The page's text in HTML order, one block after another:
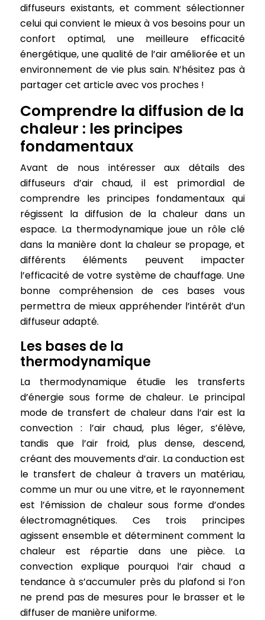
diffuseurs existants, et comment sélectionner
celui qui convient le mieux à vos besoins pour un
confort optimal, une meilleure efficacité
énergétique, une qualité de l’air améliorée et un
environnement de vie plus sain. N’hésitez pas à
partager cet article avec vos proches !
Comprendre la diffusion de la
chaleur : les principes
fondamentaux
Avant de nous intéresser aux détails des
diffuseurs d’air chaud, il est primordial de
comprendre les principes fondamentaux qui
régissent la diffusion de la chaleur dans un
espace. La thermodynamique joue un rôle clé
dans la manière dont la chaleur se propage, et
différents éléments peuvent impacter
l’efficacité de votre système de chauffage. Une
bonne compréhension de ces bases vous
permettra de mieux appréhender l’intérêt d’un
diffuseur adapté.
Les bases de la
thermodynamique
La thermodynamique étudie les transferts
d’énergie sous forme de chaleur. Le principal
mode de transfert de chaleur dans l’air est la
convection : l’air chaud, plus léger, s’élève,
tandis que l’air froid, plus dense, descend,
créant des mouvements d’air. La conduction est
le transfert de chaleur à travers un matériau,
comme un mur ou une vitre, et le rayonnement
est l’émission de chaleur sous forme d’ondes
électromagnétiques. Ces trois principes
agissent ensemble et déterminent comment la
chaleur est répartie dans une pièce. La
convection explique pourquoi l’air chaud a
tendance à s’accumuler près du plafond si l’on
ne prend pas de mesures pour le brasser et le
diffuser de manière uniforme.